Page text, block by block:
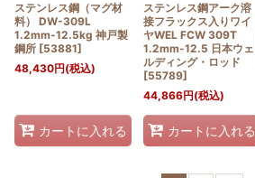
ステンレス鋼（マグ材
料） DW-309L
1.2mm-12.5kg 神戸製
鋼所 [53881]
48,430円(税込)
カートに入れる
ステンレス鋼アーク溶
接フラックス入りワイ
ヤWEL FCW 309T
1.2mm-12.5 日本ウェ
ルディング・ロッド
[55789]
44,866円(税込)
カートに入れる